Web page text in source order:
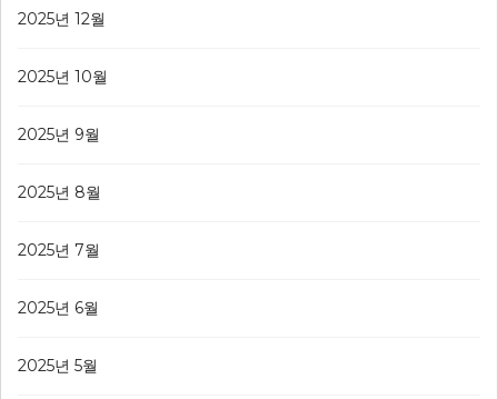
2025년 12월
2025년 10월
2025년 9월
2025년 8월
2025년 7월
2025년 6월
2025년 5월